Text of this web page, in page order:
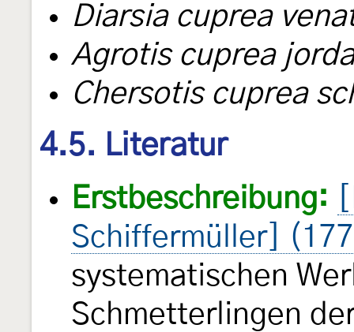
Diarsia cuprea
Agrotis cuprea
Chersotis cuprea
4.5. Literatur
Erstbeschreibung:
Schiffermüller]
systematischen
Schmetterlingen